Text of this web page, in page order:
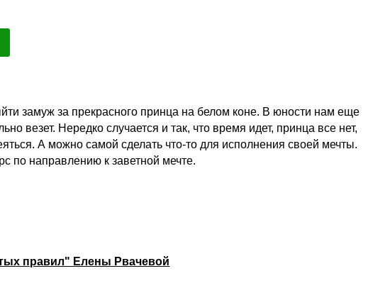
замуж за прекрасного принца на белом коне. В юности нам еще
везет. Нередко случается и так, что время идет, принца все нет,
А можно самой сделать что-то для исполнения своей мечты.
по направлению к заветной мечте.
правил" Елены Рвачевой